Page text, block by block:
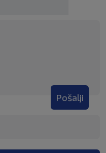
Pošalji